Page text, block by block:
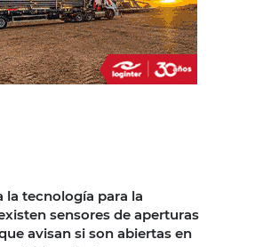
la tecnología para la
sensores de aperturas
avisan si son abiertas en